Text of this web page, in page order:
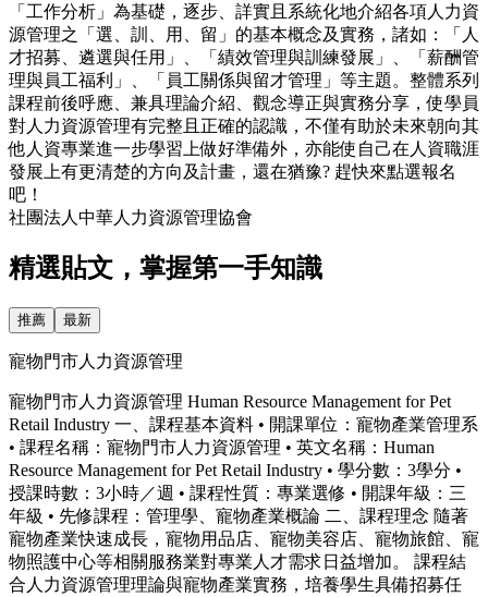
「工作分析」為基礎，逐步、詳實且系統化地介紹各項人力資
源管理之「選、訓、用、留」的基本概念及實務，諸如：「人
才招募、遴選與任用」、「績效管理與訓練發展」、「薪酬管
理與員工福利」、「員工關係與留才管理」等主題。整體系列
課程前後呼應、兼具理論介紹、觀念導正與實務分享，使學員
對人力資源管理有完整且正確的認識，不僅有助於未來朝向其
他人資專業進一步學習上做好準備外，亦能使自己在人資職涯
發展上有更清楚的方向及計畫，還在猶豫? 趕快來點選報名
吧！
社團法人中華人力資源管理協會
精選貼文，掌握第一手知識
推薦 最新
寵物門市人力資源管理
寵物門市人力資源管理 Human Resource Management for Pet
Retail Industry 一、課程基本資料 • 開課單位：寵物產業管理系
• 課程名稱：寵物門市人力資源管理 • 英文名稱：Human
Resource Management for Pet Retail Industry • 學分數：3學分 •
授課時數：3小時／週 • 課程性質：專業選修 • 開課年級：三
年級 • 先修課程：管理學、寵物產業概論 二、課程理念 隨著
寵物產業快速成長，寵物用品店、寵物美容店、寵物旅館、寵
物照護中心等相關服務業對專業人才需求日益增加。 課程結
合人力資源管理理論與寵物產業實務，培養學生具備招募任